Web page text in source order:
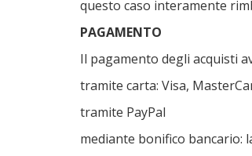
questo caso interamente
PAGAMENTO
Il pagamento degli acquisti
tramite carta: Visa,
tramite PayPal
mediante bonifico bancario: